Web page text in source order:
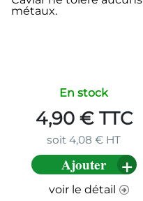
métaux.
En stock
4,90 €TTC
soit 4,08 € HT
Ajouter
voir le détail